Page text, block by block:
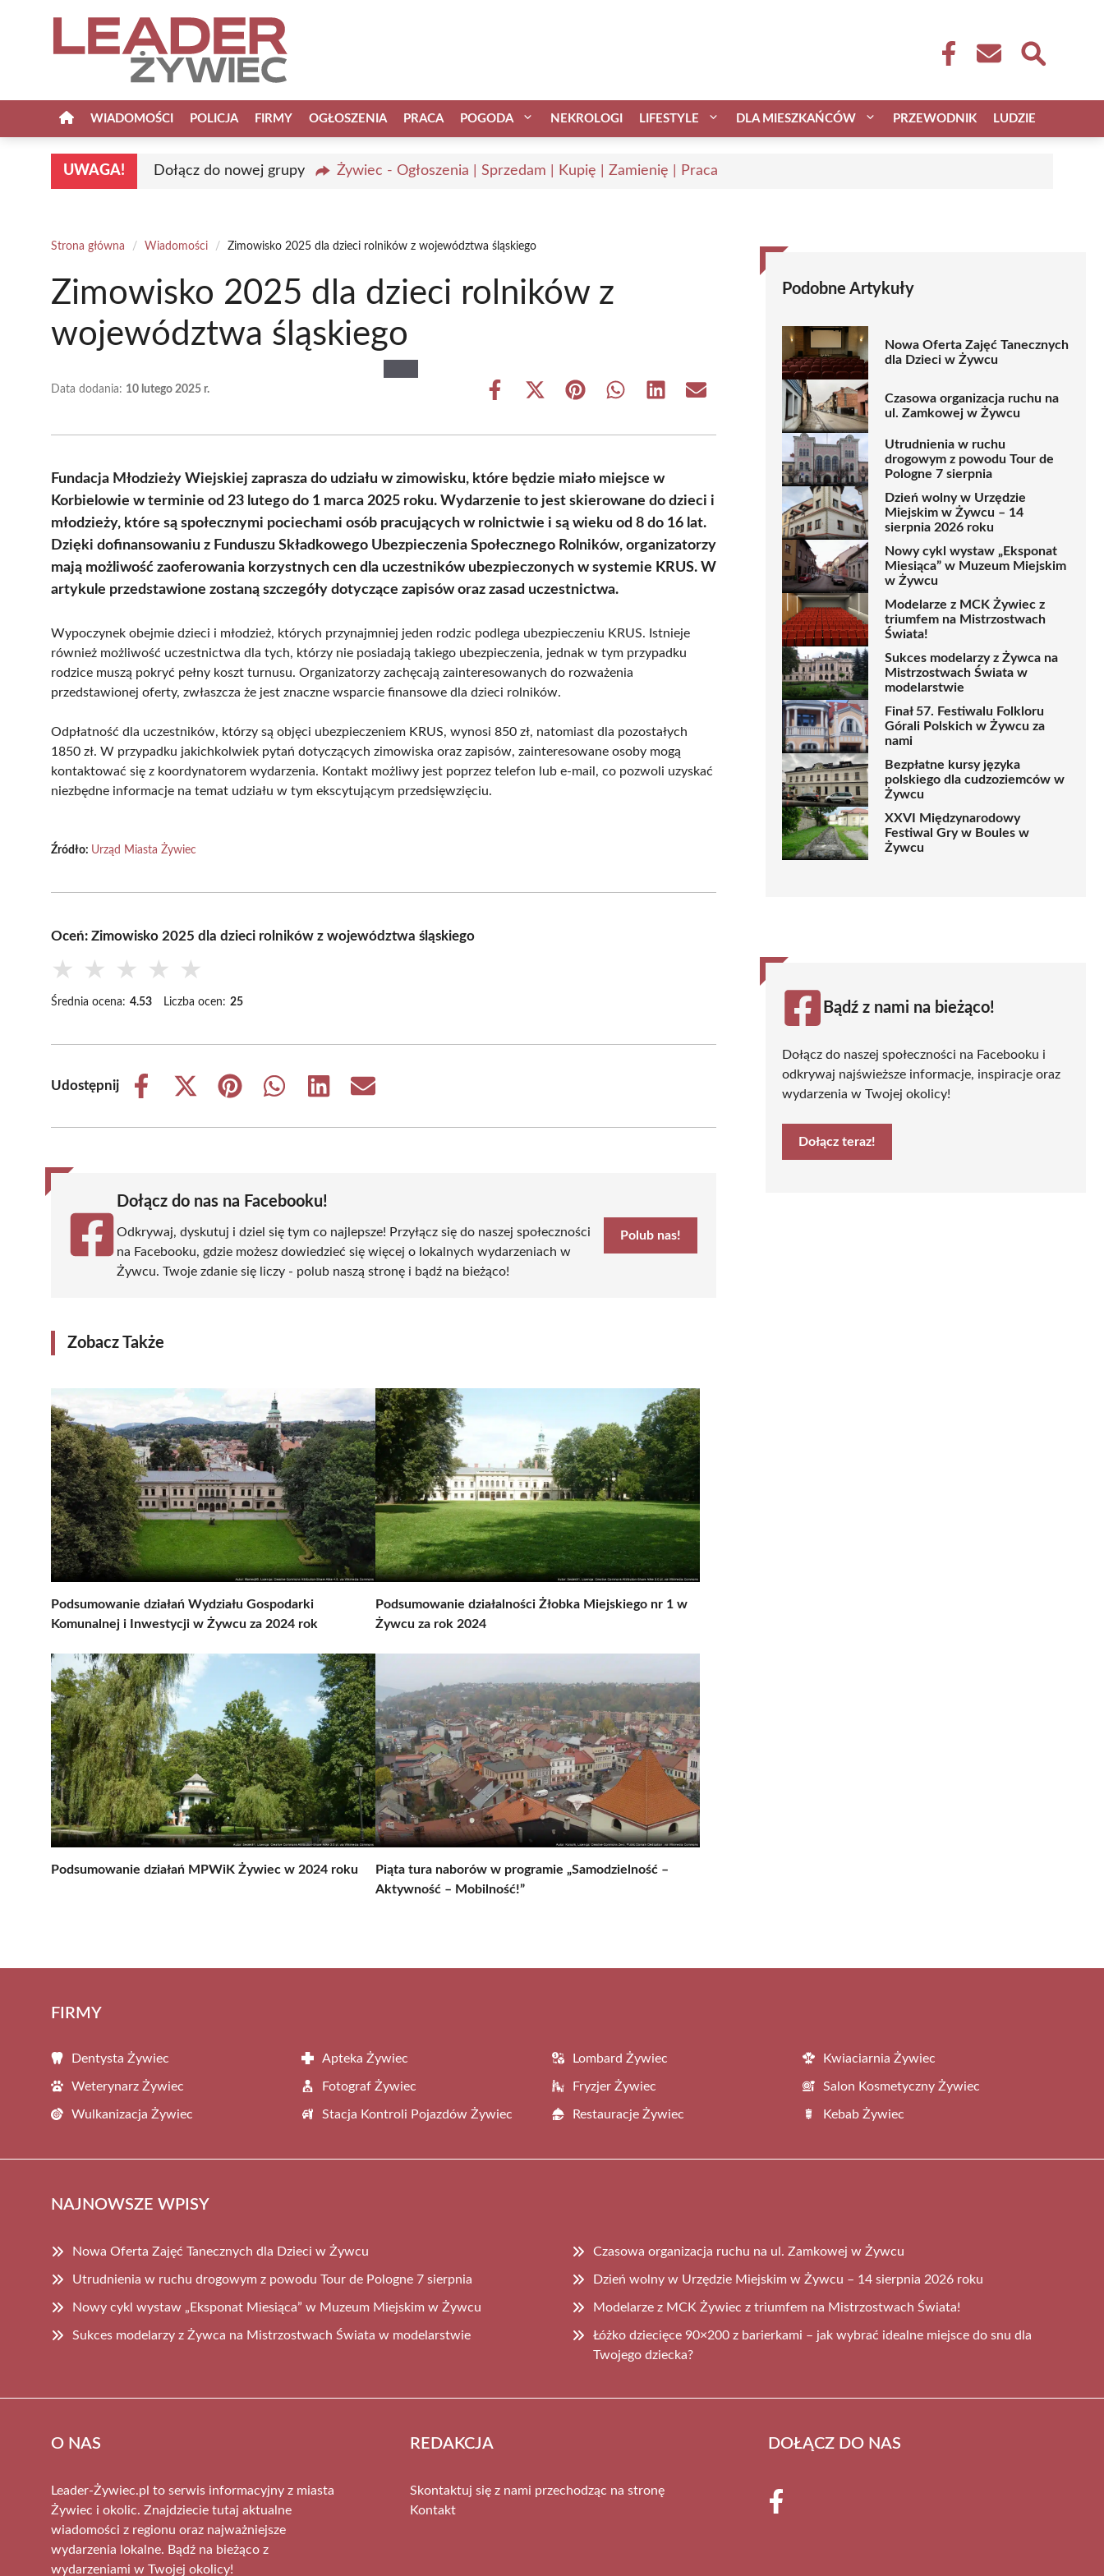
WIADOMOŚCI POLICJA FIRMY OGŁOSZENIA PRACA POGODA NEKROLOGI LIFESTYLE DLA MIESZKAŃCÓW PRZEWODNIK LUDZIE
UWAGA! Dołącz do nowej grupy Żywiec - Ogłoszenia | Sprzedam | Kupię | Zamienię | Praca
Strona główna / Wiadomości / Zimowisko 2025 dla dzieci rolników z województwa śląskiego
Zimowisko 2025 dla dzieci rolników z
województwa śląskiego
Data dodania: 10 lutego 2025 r.
Share
Share
(Twitter)
Share Share Share Share
Fundacja Młodzieży Wiejskiej zaprasza do udziału w zimowisku, które będzie miało miejsce w
Korbielowie w terminie od 23 lutego do 1 marca 2025 roku. Wydarzenie to jest skierowane do dzieci i
młodzieży, które są społecznymi pociechami osób pracujących w rolnictwie i są wieku od 8 do 16 lat.
Dzięki dofinansowaniu z Funduszu Składkowego Ubezpieczenia Społecznego Rolników, organizatorzy
mają możliwość zaoferowania korzystnych cen dla uczestników ubezpieczonych w systemie KRUS. W
artykule przedstawione zostaną szczegóły dotyczące zapisów oraz zasad uczestnictwa.
Wypoczynek obejmie dzieci i młodzież, których przynajmniej jeden rodzic podlega ubezpieczeniu KRUS. Istnieje
również możliwość uczestnictwa dla tych, którzy nie posiadają takiego ubezpieczenia, jednak w tym przypadku
rodzice muszą pokryć pełny koszt turnusu. Organizatorzy zachęcają zainteresowanych do rozważenia
przedstawionej oferty, zwłaszcza że jest znaczne wsparcie finansowe dla dzieci rolników.
Odpłatność dla uczestników, którzy są objęci ubezpieczeniem KRUS, wynosi 850 zł, natomiast dla pozostałych
1850 zł. W przypadku jakichkolwiek pytań dotyczących zimowiska oraz zapisów, zainteresowane osoby mogą
kontaktować się z koordynatorem wydarzenia. Kontakt możliwy jest poprzez telefon lub e-mail, co pozwoli uzyskać
niezbędne informacje na temat udziału w tym ekscytującym przedsięwzięciu.
Źródło: Urząd Miasta Żywiec
Oceń: Zimowisko 2025 dla dzieci rolników z województwa śląskiego
★ ★ ★ ★ ★
Średnia ocena: 4.53 Liczba ocen: 25
Udostępnij
Share
Share
(Twitter)
Share
Share
Share
Share
Dołącz do nas na Facebooku!
Odkrywaj, dyskutuj i dziel się tym co najlepsze! Przyłącz się do naszej społeczności
na Facebooku, gdzie możesz dowiedzieć się więcej o lokalnych wydarzeniach w
Żywcu. Twoje zdanie się liczy - polub naszą stronę i bądź na bieżąco!
Polub nas!
Zobacz Także
Podsumowanie działań Wydziału Gospodarki
Komunalnej i Inwestycji w Żywcu za 2024 rok
Podsumowanie działalności Żłobka Miejskiego nr 1 w
Żywcu za rok 2024
Podsumowanie działań MPWiK Żywiec w 2024 roku
Piąta tura naborów w programie „Samodzielność –
Aktywność – Mobilność!”
Podobne Artykuły
Nowa Oferta Zajęć Tanecznych
dla Dzieci w Żywcu
Czasowa organizacja ruchu na
ul. Zamkowej w Żywcu
Utrudnienia w ruchu
drogowym z powodu Tour de
Pologne 7 sierpnia
Dzień wolny w Urzędzie
Miejskim w Żywcu – 14
sierpnia 2026 roku
Nowy cykl wystaw „Eksponat
Miesiąca” w Muzeum Miejskim
w Żywcu
Modelarze z MCK Żywiec z
triumfem na Mistrzostwach
Świata!
Sukces modelarzy z Żywca na
Mistrzostwach Świata w
modelarstwie
Finał 57. Festiwalu Folkloru
Górali Polskich w Żywcu za
nami
Bezpłatne kursy języka
polskiego dla cudzoziemców w
Żywcu
XXVI Międzynarodowy
Festiwal Gry w Boules w
Żywcu
Bądź z nami na bieżąco!
Dołącz do naszej społeczności na Facebooku i
odkrywaj najświeższe informacje, inspiracje oraz
wydarzenia w Twojej okolicy!
Dołącz teraz!
FIRMY
Dentysta Żywiec Apteka Żywiec Lombard Żywiec Kwiaciarnia Żywiec
Weterynarz Żywiec Fotograf Żywiec Fryzjer Żywiec Salon Kosmetyczny Żywiec
Wulkanizacja Żywiec Stacja Kontroli Pojazdów Żywiec Restauracje Żywiec Kebab Żywiec
NAJNOWSZE WPISY
Nowa Oferta Zajęć Tanecznych dla Dzieci w Żywcu Czasowa organizacja ruchu na ul. Zamkowej w Żywcu
Utrudnienia w ruchu drogowym z powodu Tour de Pologne 7 sierpnia Dzień wolny w Urzędzie Miejskim w Żywcu – 14 sierpnia 2026 roku
Nowy cykl wystaw „Eksponat Miesiąca” w Muzeum Miejskim w Żywcu Modelarze z MCK Żywiec z triumfem na Mistrzostwach Świata!
Sukces modelarzy z Żywca na Mistrzostwach Świata w modelarstwie
Łóżko dziecięce 90×200 z barierkami – jak wybrać idealne miejsce do snu dla
Twojego dziecka?
O NAS
Leader-Żywiec.pl to serwis informacyjny z miasta
Żywiec i okolic. Znajdziecie tutaj aktualne
wiadomości z regionu oraz najważniejsze
wydarzenia lokalne. Bądź na bieżąco z
wydarzeniami w Twojej okolicy!
REDAKCJA
Skontaktuj się z nami przechodząc na stronę
Kontakt
DOŁĄCZ DO NAS